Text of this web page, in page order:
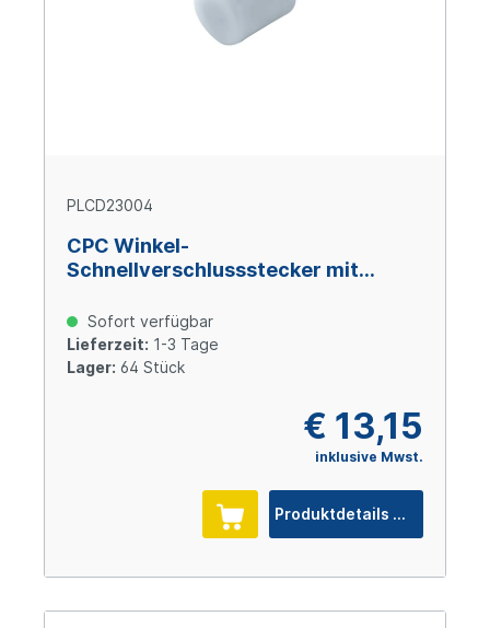
PLCD23004
CPC Winkel-
Schnellverschlussstecker mit
Sofort verfügbar
Lieferzeit: 1-3 Tage
Lager: 64 Stück
€ 13,15
inklusive Mwst.
Produktdetails